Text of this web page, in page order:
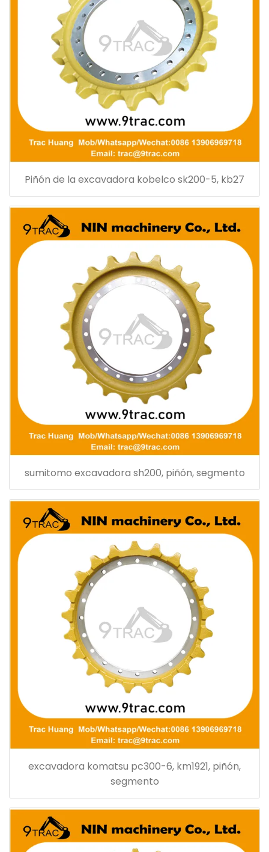
Piñón de la excavadora kobelco sk200-5, kb27
sumitomo excavadora sh200, piñón, segmento
excavadora komatsu pc300-6, km1921, piñón,
segmento